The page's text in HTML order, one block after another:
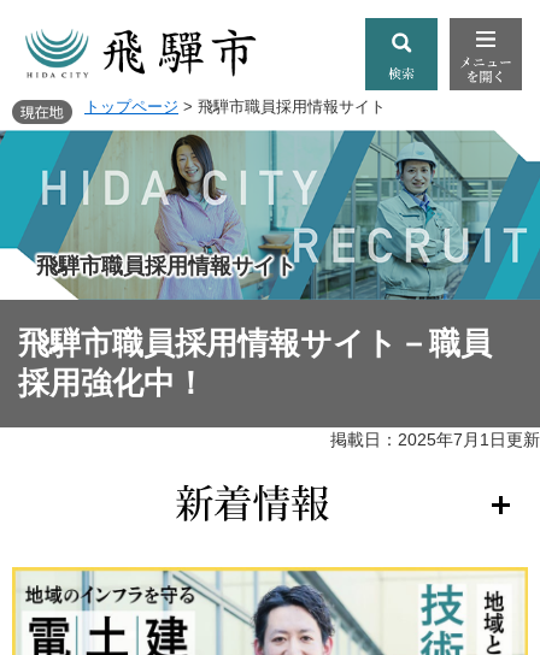
トップページ > 飛騨市職員採用情報サイト
飛騨市職員採用情報サイト
飛騨市職員採用情報サイト－職員
採用強化中！
掲載日：2025年7月1日更新